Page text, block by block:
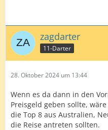
zagdarter
11-Darter
28. Oktober 2024 um 13:44
Wenn es da dann in den
Preisgeld geben sollte,
die Top 8 aus Australien,
die Reise antreten sollten.